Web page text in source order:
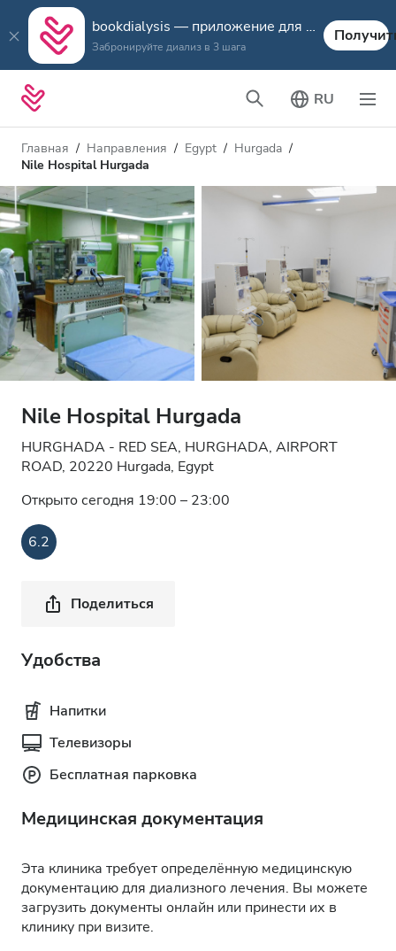
bookdialysis — приложение для путешествий
Забронируйте диализ в 3 шага
RU
Главная Направления Egypt
Hurgada
Nile Hospital Hurgada
Nile Hospital Hurgada
HURGHADA - RED SEA, HURGHADA, AIRPORT
ROAD, 20220 Hurgada, Egypt
Открыто сегодня 19:00 – 23:00
6.2
Поделиться
Удобства
Напитки
Телевизоры
Бесплатная парковка
Медицинская документация
Эта клиника требует определённую медицинскую
документацию для диализного лечения. Вы можете
загрузить документы онлайн или принести их в
клинику при визите.